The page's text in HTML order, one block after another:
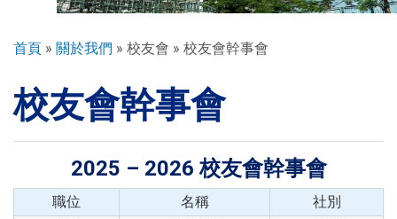
導
連
結
首頁 關於我們 校友會 校友會幹事會
校友會幹事會
2025 – 2026 校友會幹事會
職位 名稱
社別